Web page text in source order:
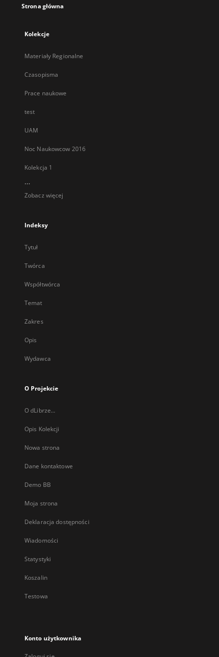
Strona główna
Kolekcje
Materiały Regionalne
Czasopisma
Prace naukowe
test
UAM
Noc Naukowcow 2016
Kolekcja 1
...
Zobacz więcej
Indeksy
Tytuł
Twórca
Współtwórca
Temat
Zakres
Opis
Wydawca
O Projekcie
O dLibrze...
Opis Kolekcji
Nowa strona
Dane kontaktowe
Demo BB
Moja strona
Deklaracja dostępności
Wiadomości
Statystyki
Koszalin
Testowa
Konto użytkownika